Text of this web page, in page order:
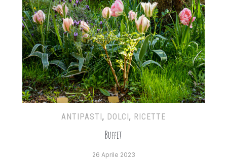
ANTIPASTI, DOLCI, RICETTE
Buffet
26 Aprile 2023